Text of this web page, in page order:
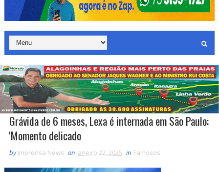
Grávida de 6 meses, Lexa é internada em São Paulo:
'Momento delicado
by Imprensa News on janeiro 22, 2025 in Famosos